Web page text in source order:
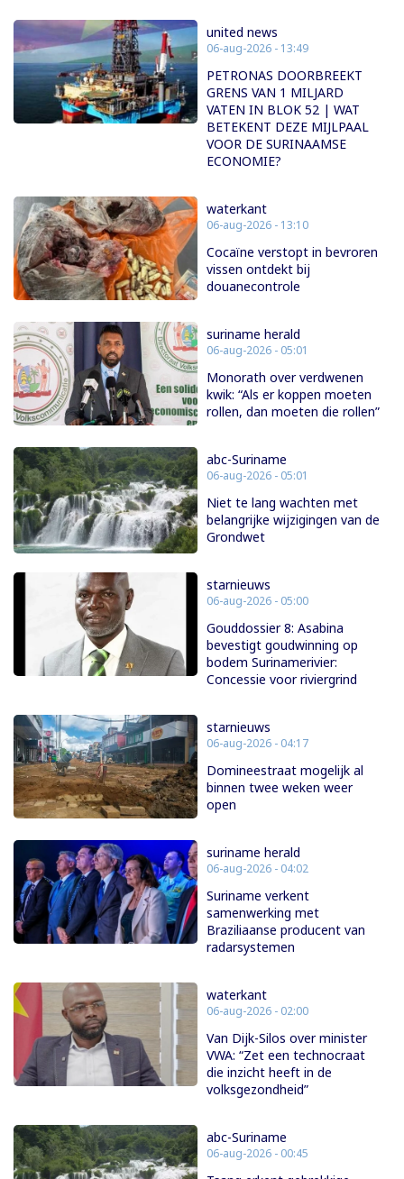
united news
06-aug-2026 - 13:49
PETRONAS DOORBREEKT
GRENS VAN 1 MILJARD
VATEN IN BLOK 52 | WAT
BETEKENT DEZE MIJLPAAL
VOOR DE SURINAAMSE
ECONOMIE?
waterkant
06-aug-2026 - 13:10
Cocaïne verstopt in bevroren
vissen ontdekt bij
douanecontrole
suriname herald
06-aug-2026 - 05:01
Monorath over verdwenen
kwik: “Als er koppen moeten
rollen, dan moeten die rollen”
abc-Suriname
06-aug-2026 - 05:01
Niet te lang wachten met
belangrijke wijzigingen van de
Grondwet
starnieuws
06-aug-2026 - 05:00
Gouddossier 8: Asabina
bevestigt goudwinning op
bodem Surinamerivier:
Concessie voor riviergrind
starnieuws
06-aug-2026 - 04:17
Domineestraat mogelijk al
binnen twee weken weer
open
suriname herald
06-aug-2026 - 04:02
Suriname verkent
samenwerking met
Braziliaanse producent van
radarsystemen
waterkant
06-aug-2026 - 02:00
Van Dijk-Silos over minister
VWA: “Zet een technocraat
die inzicht heeft in de
volksgezondheid”
abc-Suriname
06-aug-2026 - 00:45